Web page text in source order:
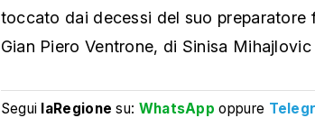
toccato dai decessi del suo preparatore
Gian Piero Ventrone, di Sinisa
Segui laRegione su: WhatsApp oppure